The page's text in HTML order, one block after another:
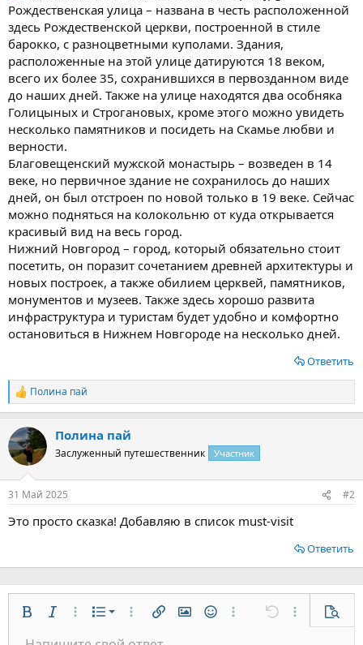
Рождественская улица – названа в честь расположенной
здесь Рождественской церкви, построенной в стиле
барокко, с разноцветными куполами. Здания,
расположенные на этой улице датируются 18 веком,
всего их более 35, сохранившихся в первозданном виде
до наших дней. Также на улице находятся два особняка
Голицыных и Строгановых, кроме этого можно увидеть
несколько памятников и посидеть на Скамье любви и
верности.
Благовещенский мужской монастырь – возведен в 14
веке, но первичное здание не сохранилось до наших
дней, он был отстроен по новой только в 19 веке. Сейчас
можно подняться на колокольню от куда открывается
красивый вид на весь город.
Нижний Новгород – город, который обязательно стоит
посетить, он поразит сочетанием древней архитектуры и
новых построек, а также обилием церквей, памятников,
монументов и музеев. Также здесь хорошо развита
инфраструктура и туристам будет удобно и комфортно
остановиться в Нижнем Новгороде на несколько дней.
Ответить
Р
е
к
ц
и
Полина пай
Полина пай
Заслуженный путешественник Участник
31 Май 2025 #2
Это просто сказка! Добавляю в список must-visit
Ответить
ЖирныйКурсивДополнительно...
СписокНумерованный список
Маркированный список
Дополнительно...
Вставить ссылку
Вставить изображение
СмайлыДополнительно...
Отменить